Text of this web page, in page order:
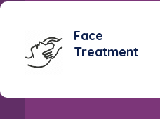
Face
Treatment